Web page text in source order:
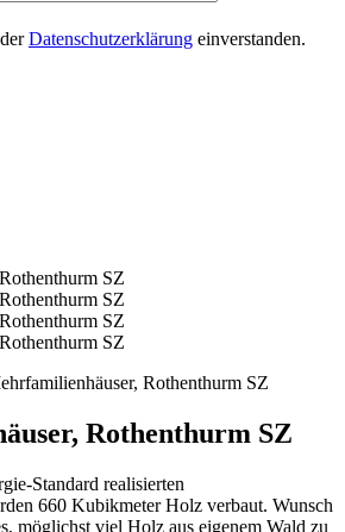
Datenschutzerklärung einverstanden.
Rothenthurm SZ
Rothenthurm SZ
Standard realisierten
660 Kubikmeter Holz verbaut. Wunsch
möglichst viel Holz aus eigenem Wald zu